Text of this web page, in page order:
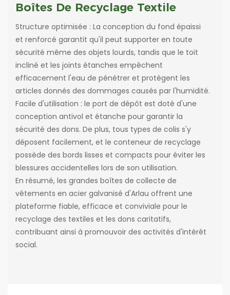
Boîtes De Recyclage Textile
Structure optimisée : La conception du fond épaissi
et renforcé garantit qu'il peut supporter en toute
sécurité même des objets lourds, tandis que le toit
incliné et les joints étanches empêchent
efficacement l'eau de pénétrer et protègent les
articles donnés des dommages causés par l'humidité.
Facile d'utilisation : le port de dépôt est doté d'une
conception antivol et étanche pour garantir la
sécurité des dons. De plus, tous types de colis s'y
déposent facilement, et le conteneur de recyclage
possède des bords lisses et compacts pour éviter les
blessures accidentelles lors de son utilisation.
En résumé, les grandes boîtes de collecte de
vêtements en acier galvanisé d'Arlau offrent une
plateforme fiable, efficace et conviviale pour le
recyclage des textiles et les dons caritatifs,
contribuant ainsi à promouvoir des activités d'intérêt
social.